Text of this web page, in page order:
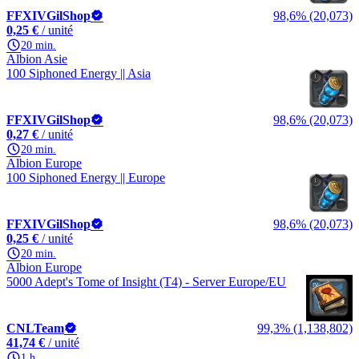
FFXIVGilShop
98,6% (20,073)
0,25 € / unité
20 min.
Albion Asie
100 Siphoned Energy || Asia
FFXIVGilShop
98,6% (20,073)
0,27 € / unité
20 min.
Albion Europe
100 Siphoned Energy || Europe
FFXIVGilShop
98,6% (20,073)
0,25 € / unité
20 min.
Albion Europe
5000 Adept's Tome of Insight (T4) - Server Europe/EU
CNLTeam
99,3% (1,138,802)
41,74 € / unité